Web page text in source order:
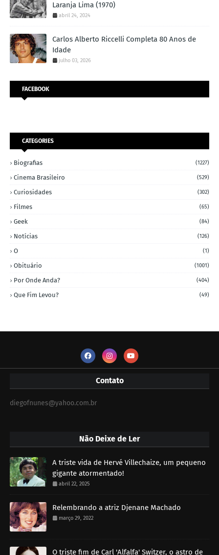
Laranja Lima (1970)
abril 24, 2024
Carlos Alberto Riccelli Completa 80 Anos de
Idade
julho 03, 2026
FACEBOOK
CATEGORIES
Biografias (1227)
Cinema Brasileiro (529)
Curiosidades (302)
Filmes (65)
Geek (84)
Notícias (126)
O (1)
Obituário (1001)
Por Onde Anda? (404)
Que Fim Levou? (49)
Contato
diegofnunes@yahoo.com.br
Não Deixe de Ler
A triste vida de Hervé Villechaize, um pequeno
gigante atormentado!
abril 22, 2025
Relembrando a atriz Djenane Machado
março 29, 2022
O triste fim de Carl 'Alfalfa' Switzer, o astro de